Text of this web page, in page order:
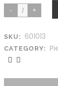
SKU: 601013
CATEGORY: